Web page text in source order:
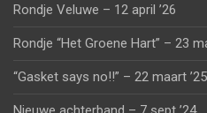
Rondje Veluwe – 12 april ’26
Rondje “Het Groene Hart” – 23
“Gasket says no!!” – 22 maart ’25